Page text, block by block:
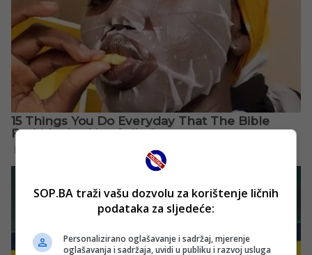
SOP.BA traži vašu dozvolu za korištenje ličnih
podataka za sljedeće:
Personalizirano oglašavanje i sadržaj, mjerenje
oglašavanja i sadržaja, uvidi u publiku i razvoj usluga